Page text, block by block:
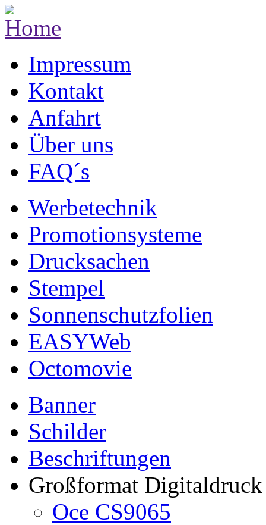
Impressum
Kontakt
Anfahrt
Über uns
FAQ´s
Werbetechnik
Promotionsysteme
Drucksachen
Stempel
Sonnenschutzfolien
EASYWeb
Octomovie
Banner
Schilder
Beschriftungen
Großformat Digitaldruck
Oce CS9065